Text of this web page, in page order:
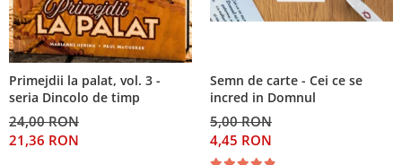
Primejdii la palat, vol. 3 -
seria Dincolo de timp
24,00 RON
21,36 RON
Semn de carte - Cei ce se
incred in Domnul
5,00 RON
4,45 RON